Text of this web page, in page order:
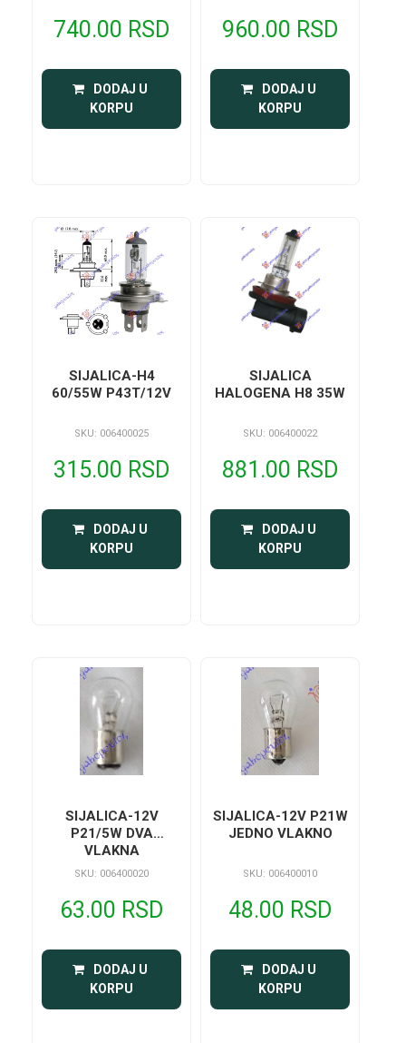
740.00 RSD
DODAJ U
KORPU
960.00 RSD
DODAJ U
KORPU
SIJALICA-H4
60/55W P43T/12V
SKU: 006400025
315.00 RSD
DODAJ U
KORPU
SIJALICA
HALOGENA H8 35W
SKU: 006400022
881.00 RSD
DODAJ U
KORPU
SIJALICA-12V
P21/5W DVA
VLAKNA
SKU: 006400020
63.00 RSD
DODAJ U
KORPU
SIJALICA-12V P21W
JEDNO VLAKNO
SKU: 006400010
48.00 RSD
DODAJ U
KORPU